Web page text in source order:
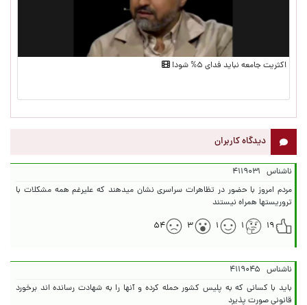
اکثریت جامعه نباید فدای ۵% شود!
دیدگاه کاربران
ناشناس ۴۱۱۹۰۳۱
مردم امروز با حضور در تظاهرات سراسری نشان میدهند که علیرغم همه مشکلات با
تروریستها همراه نیستند
۱۹
۱ ۱ ۳ ۵۴
ناشناس ۴۱۱۹۰۴۵
باید با کسانی که به پلیس کشور حمله کرده و آنها را به شهادت رسانده اند برخورد
قانونی صورت پذیرد